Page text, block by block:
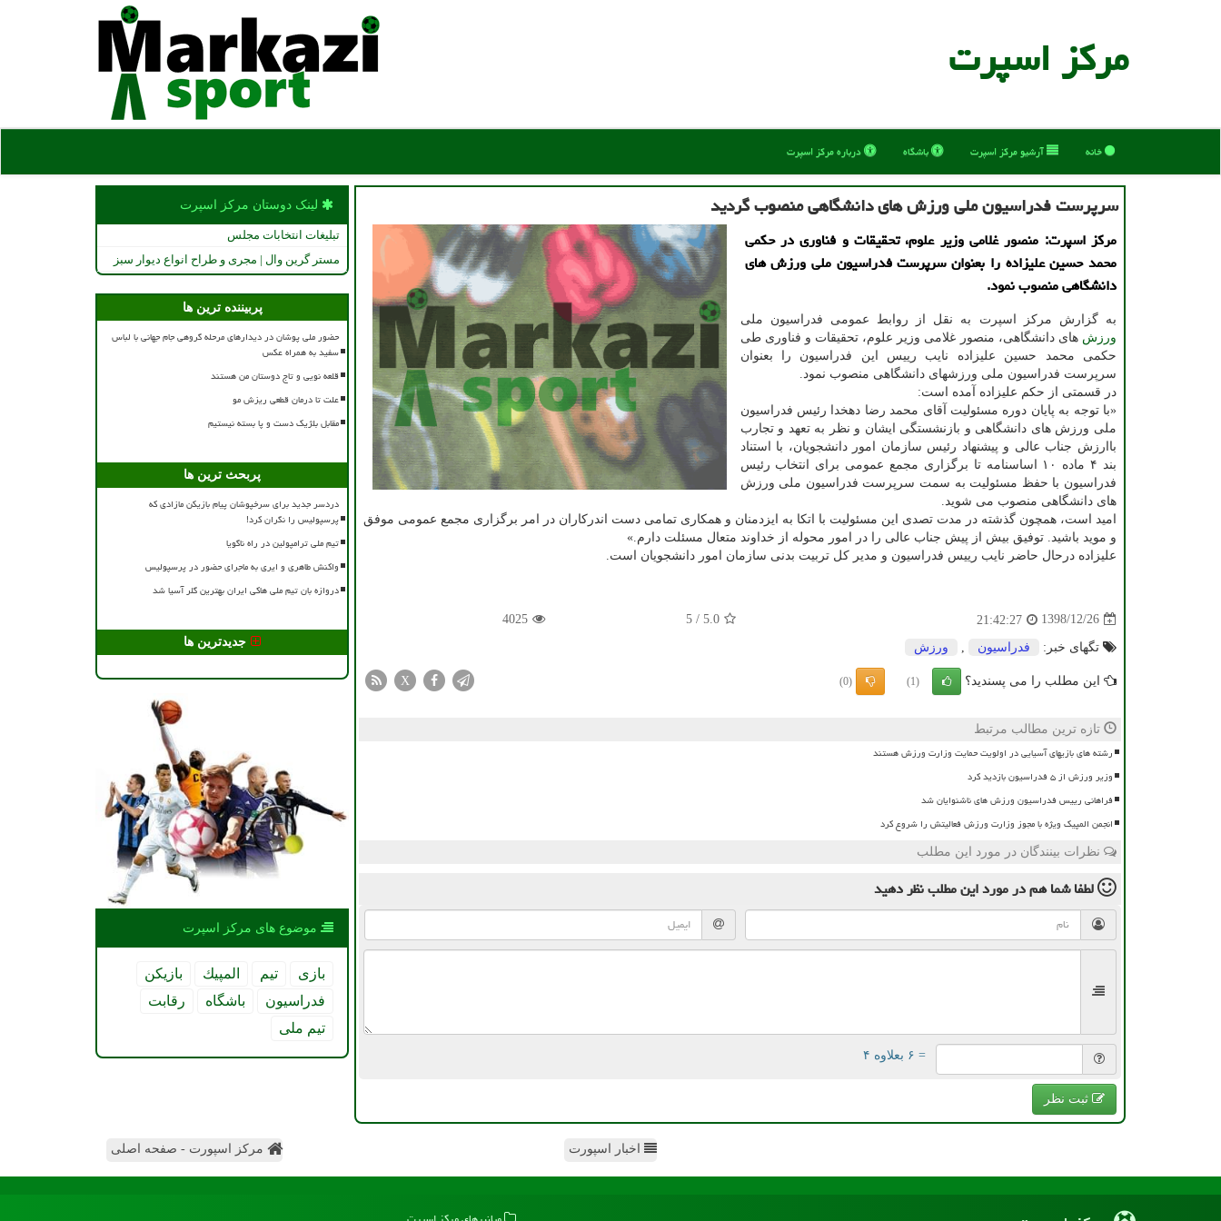
مركز اسپرت
خانه آرشیو مركز اسپرت باشگاه درباره مركز اسپرت
سرپرست فدراسیون ملی ورزش های دانشگاهی منصوب گردید
مركز اسپرت: منصور غلامی وزیر علوم، تحقیقات و فناوری در حكمی
محمد حسین علیزاده را بعنوان سرپرست فدراسیون ملی ورزش های
دانشگاهی منصوب نمود.
به گزارش مركز اسپرت به نقل از روابط عمومی فدراسیون ملی
ورزش های دانشگاهی، منصور غلامی وزیر علوم، تحقیقات و فناوری طی
حكمی محمد حسین علیزاده نایب رییس این فدراسیون را بعنوان
سرپرست فدراسیون ملی ورزشهای دانشگاهی منصوب نمود.
در قسمتی از حكم علیزاده آمده است:
«با توجه به پایان دوره مسئولیت آقای محمد رضا دهخدا رئیس فدراسیون
ملی ورزش های دانشگاهی و بازنشستگی ایشان و نظر به تعهد و تجارب
باارزش جناب عالی و پیشنهاد رئیس سازمان امور دانشجویان، با استناد
بند ۴ ماده ۱۰ اساسنامه تا برگزاری مجمع عمومی برای انتخاب رئیس
فدراسیون با حفظ مسئولیت به سمت سرپرست فدراسیون ملی ورزش
های دانشگاهی منصوب می شوید.
امید است، همچون گذشته در مدت تصدی این مسئولیت با اتكا به ایزدمنان و همكاری تمامی دست اندركاران در امر برگزاری مجمع عمومی موفق
و موید باشید. توفیق بیش از پیش جناب عالی را در امور محوله از خداوند متعال مسئلت دارم.»
علیزاده درحال حاضر نایب رییس فدراسیون و مدیر كل تربیت بدنی سازمان امور دانشجویان است.
1398/12/26
21:42:27
5.0
/
5
4025
تگهای خبر: فدراسیون ورزش
این مطلب را می پسندید؟ (1)
(0)
X
تازه ترین مطالب مرتبط
رشته های بازیهای آسیایی در اولویت حمایت وزارت ورزش هستند
وزیر ورزش از ۵ فدراسیون بازدید کرد
فراهانی رییس فدراسیون ورزش های ناشنوایان شد
انجمن المپیک ویژه با مجوز وزارت ورزش فعالیتش را شروع کرد
نظرات بینندگان در مورد این مطلب
لطفا شما همدر مورد این مطلبنظر دهید
= ۶ بعلاوه ۴
ثبت نظر
لینک دوستان مركز اسپرت
تبلیغات انتخابات مجلس
مستر گرین وال | مجری و طراح انواع دیوار سبز
پربیننده ترین ها
حضور ملی پوشان در دیدارهای مرحله گروهی جام جهانی با لباس
سفید به همراه عکس
قلعه نویی و تاج دوستان من هستند
علت تا درمان قطعی ریزش مو
مقابل بلژیک دست و پا بسته نیستیم
پربحث ترین ها
دردسر جدید برای سرخپوشان پیام بازیکن مازادی که
پرسپولیس را نگران کرد!
تیم ملی ترامپولین در راه ناگویا
واکنش طاهری و ایری به ماجرای حضور در پرسپولیس
دروازه بان تیم ملی هاکی ایران بهترین گلر آسیا شد
جدیدترین ها
موضوع های مركز اسپرت
بازی تیم المپیك
بازیكن
فدراسیون
باشگاه
رقابت
تیم ملی
اخبار اسپورت مرکز اسپورت - صفحه اصلی